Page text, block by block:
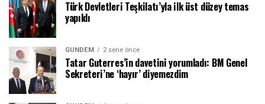
Türk Devletleri Teşkilatı’yla ilk üst düzey temas
yapıldı
GÜNDEM 2 sene önce
Tatar Guterres’in davetini yorumladı: BM Genel
Sekreteri’ne ‘hayır’ diyemezdim